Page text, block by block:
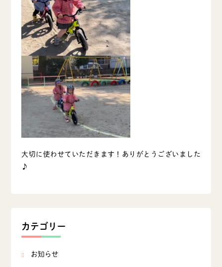
大切に使わせていただきます！ありがとうございました
♪
カテゴリー
お知らせ